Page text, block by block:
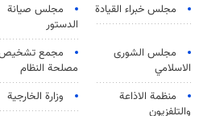
مجلس خبراء القيادة
مجلس صيانة
الدستور
مجلس الشورى
الاسلامي
مجمع
مصلحة النظام
منظمة الاذاعة
والتلفزیون
وزارة الخارجية